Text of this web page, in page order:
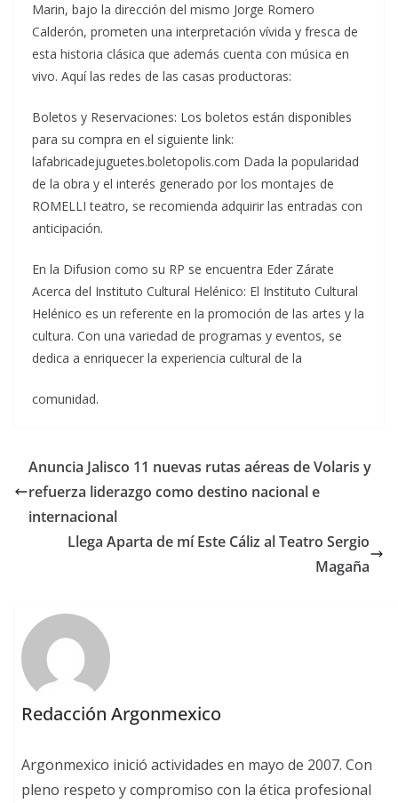
Marin, bajo la dirección del mismo Jorge Romero
Calderón, prometen una interpretación vívida y fresca de
esta historia clásica que además cuenta con música en
vivo. Aquí las redes de las casas productoras:
Boletos y Reservaciones: Los boletos están disponibles
para su compra en el siguiente link:
lafabricadejuguetes.boletopolis.com Dada la popularidad
de la obra y el interés generado por los montajes de
ROMELLI teatro, se recomienda adquirir las entradas con
anticipación.
En la Difusion como su RP se encuentra Eder Zárate
Acerca del Instituto Cultural Helénico: El Instituto Cultural
Helénico es un referente en la promoción de las artes y la
cultura. Con una variedad de programas y eventos, se
dedica a enriquecer la experiencia cultural de la
comunidad.
Anuncia Jalisco 11 nuevas rutas aéreas de Volaris y
refuerza liderazgo como destino nacional e
internacional
Llega Aparta de mí Este Cáliz al Teatro Sergio
Magaña
Redacción Argonmexico
Argonmexico inició actividades en mayo de 2007. Con
pleno respeto y compromiso con la ética profesional